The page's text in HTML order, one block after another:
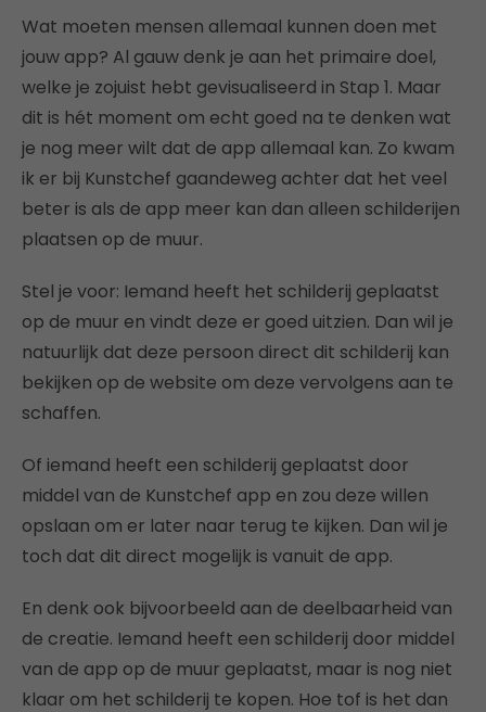
Wat moeten mensen allemaal kunnen doen met
jouw app? Al gauw denk je aan het primaire doel,
welke je zojuist hebt gevisualiseerd in Stap 1. Maar
dit is hét moment om echt goed na te denken wat
je nog meer wilt dat de app allemaal kan. Zo kwam
ik er bij Kunstchef gaandeweg achter dat het veel
beter is als de app meer kan dan alleen schilderijen
plaatsen op de muur.
Stel je voor: Iemand heeft het schilderij geplaatst
op de muur en vindt deze er goed uitzien. Dan wil je
natuurlijk dat deze persoon direct dit schilderij kan
bekijken op de website om deze vervolgens aan te
schaffen.
Of iemand heeft een schilderij geplaatst door
middel van de Kunstchef app en zou deze willen
opslaan om er later naar terug te kijken. Dan wil je
toch dat dit direct mogelijk is vanuit de app.
En denk ook bijvoorbeeld aan de deelbaarheid van
de creatie. Iemand heeft een schilderij door middel
van de app op de muur geplaatst, maar is nog niet
klaar om het schilderij te kopen. Hoe tof is het dan